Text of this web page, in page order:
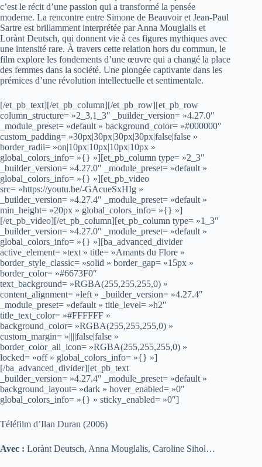
c’est le récit d’une passion qui a transformé la pensée
moderne. La rencontre entre Simone de Beauvoir et Jean-Paul
Sartre est brillamment interprétée par Anna Mouglalis et
Lorànt Deutsch, qui donnent vie à ces figures mythiques avec
une intensité rare. À travers cette relation hors du commun, le
film explore les fondements d’une œuvre qui a changé la place
des femmes dans la société. Une plongée captivante dans les
prémices d’une révolution intellectuelle et sentimentale.
[/et_pb_text][/et_pb_column][/et_pb_row][et_pb_row
column_structure= »2_3,1_3″ _builder_version= »4.27.0″
_module_preset= »default » background_color= »#000000″
custom_padding= »30px|30px|30px|30px|false|false »
border_radii= »on|10px|10px|10px|10px »
global_colors_info= »{} »][et_pb_column type= »2_3″
_builder_version= »4.27.0″ _module_preset= »default »
global_colors_info= »{} »][et_pb_video
src= »https://youtu.be/-GAcueSxHIg »
_builder_version= »4.27.4″ _module_preset= »default »
min_height= »20px » global_colors_info= »{} »]
[/et_pb_video][/et_pb_column][et_pb_column type= »1_3″
_builder_version= »4.27.0″ _module_preset= »default »
global_colors_info= »{} »][ba_advanced_divider
active_element= »text » title= »Amants du Flore »
border_style_classic= »solid » border_gap= »15px »
border_color= »#6673F0″
text_background= »RGBA(255,255,255,0) »
content_alignment= »left » _builder_version= »4.27.4″
_module_preset= »default » title_level= »h2″
title_text_color= »#FFFFFF »
background_color= »RGBA(255,255,255,0) »
custom_margin= »||||false|false »
border_color_all_icon= »RGBA(255,255,255,0) »
locked= »off » global_colors_info= »{} »]
[/ba_advanced_divider][et_pb_text
_builder_version= »4.27.4″ _module_preset= »default »
background_layout= »dark » hover_enabled= »0″
global_colors_info= »{} » sticky_enabled= »0″]
Téléfilm d’Ilan Duran (2006)
Avec : Lorànt Deutsch, Anna Mouglalis, Caroline Sihol…